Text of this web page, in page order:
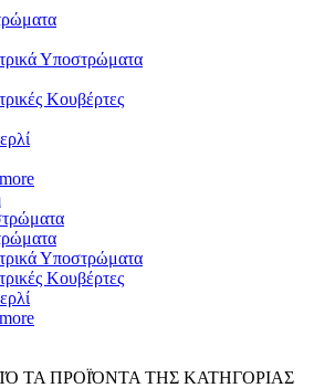
Υποστρώματα
Κουβέρτες
Υποστρώματα
Κουβέρτες
ΤΑ ΠΡΟΪΌΝΤΑ ΤΗΣ ΚΑΤΗΓΟΡΙΑΣ